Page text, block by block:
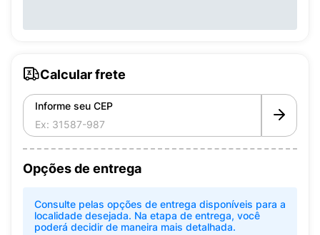
Calcular frete
Informe seu CEP
Opções de entrega
Consulte pelas opções de entrega disponíveis para a
localidade desejada. Na etapa de entrega, você
poderá decidir de maneira mais detalhada.